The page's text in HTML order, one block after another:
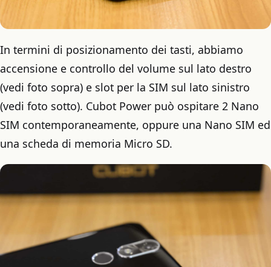
In termini di posizionamento dei tasti, abbiamo
accensione e controllo del volume sul lato destro
(vedi foto sopra) e slot per la SIM sul lato sinistro
(vedi foto sotto). Cubot Power può ospitare 2 Nano
SIM contemporaneamente, oppure una Nano SIM ed
una scheda di memoria Micro SD.